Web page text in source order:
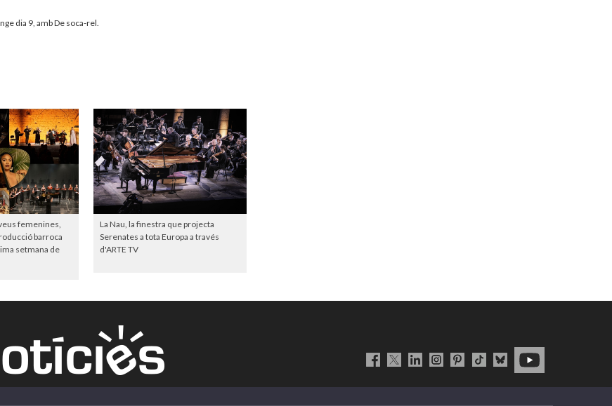
dia 9, amb De soca-rel.
femenines,
barroca
setmana de
La Nau, la finestra que projecta
Serenates a tota Europa a través
d'ARTE TV